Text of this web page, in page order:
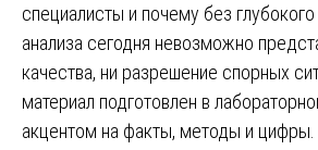
специалисты и почему без
анализа сегодня невозможно
качества, ни разрешение спорных
материал подготовлен в
акцентом на факты, методы и цифры.